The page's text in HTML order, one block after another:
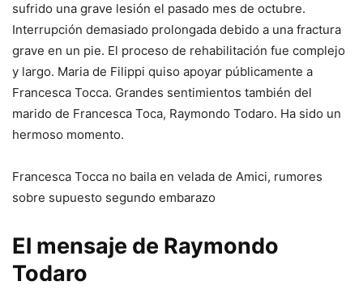
sufrido una grave lesión el pasado mes de octubre.
Interrupción demasiado prolongada debido a una fractura
grave en un pie. El proceso de rehabilitación fue complejo
y largo. Maria de Filippi quiso apoyar públicamente a
Francesca Tocca. Grandes sentimientos también del
marido de Francesca Toca, Raymondo Todaro. Ha sido un
hermoso momento.
Francesca Tocca no baila en velada de Amici, rumores
sobre supuesto segundo embarazo
El mensaje de Raymondo
Todaro